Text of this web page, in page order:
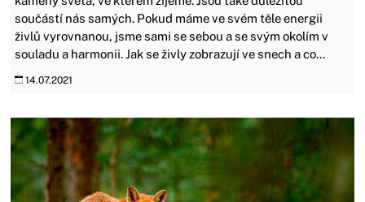
součástí nás samých. Pokud máme ve svém těle energii
živlů vyrovnanou, jsme sami se sebou a se svým okolím v
souladu a harmonii. Jak se živly zobrazují ve snech a co...
14.07.2021